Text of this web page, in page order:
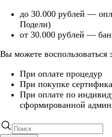
до 30.000 рублей —
Подели)
от 30.000 рублей —
Вы можете воспользоваться
При оплате процедур
При покупке
При оплате по
сформированной